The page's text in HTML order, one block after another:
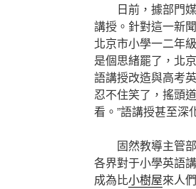
日前，據部門媒
講授。針對這一新
北京市小學一二年
是個思緒罷了，北
語講授改造與高考
忍不住笑了，搖頭
看。”語講授甚至深
固然教導主管部
各界對于小學英語
成為比小樹屋來人